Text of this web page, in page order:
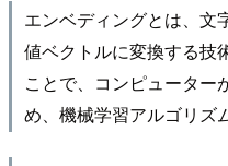
エンベディングとは、文
値ベクトルに変換する技
ことで、コンピューター
め、機械学習アルゴリズ